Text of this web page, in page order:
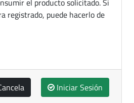
registrado, puede hacerlo de
Iniciar Sesión